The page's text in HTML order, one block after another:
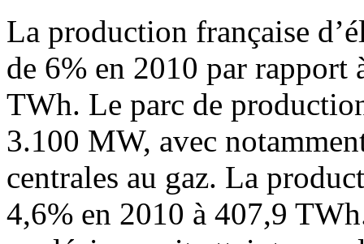
La production française
de 6% en 2010 par rapport
TWh. Le parc de
3.100 MW, avec
centrales au gaz. La
4,6% en 2010 à 407,9